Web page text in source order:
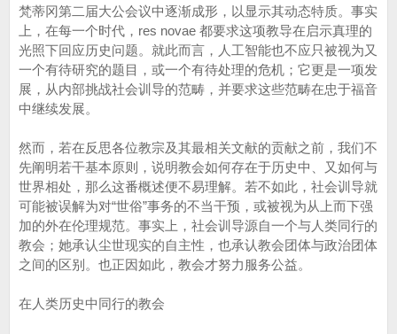
梵蒂冈第二届大公会议中逐渐成形，以显示其动态特质。事实
上，在每一个时代，res novae 都要求这项教导在启示真理的
光照下回应历史问题。就此而言，人工智能也不应只被视为又
一个有待研究的题目，或一个有待处理的危机；它更是一项发
展，从内部挑战社会训导的范畴，并要求这些范畴在忠于福音
中继续发展。
然而，若在反思各位教宗及其最相关文献的贡献之前，我们不
先阐明若干基本原则，说明教会如何存在于历史中、又如何与
世界相处，那么这番概述便不易理解。若不如此，社会训导就
可能被误解为对“世俗”事务的不当干预，或被视为从上而下强
加的外在伦理规范。事实上，社会训导源自一个与人类同行的
教会；她承认尘世现实的自主性，也承认教会团体与政治团体
之间的区别。也正因如此，教会才努力服务公益。
在人类历史中同行的教会